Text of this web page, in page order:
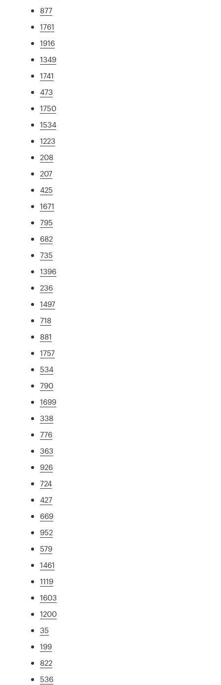
877
1761
1916
1349
1741
473
1750
1534
1223
208
207
425
1671
795
682
735
1396
236
1497
718
881
1757
534
790
1699
338
776
363
926
724
427
669
952
579
1461
1119
1603
1200
35
199
822
536